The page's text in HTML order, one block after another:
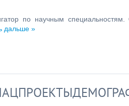
по научным
дальше »